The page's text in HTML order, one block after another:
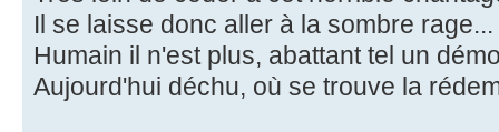
Il se laisse donc aller à la sombre rage...
Humain il n'est plus, abattant tel un
Aujourd'hui déchu, où se trouve la